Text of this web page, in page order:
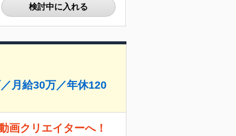
検討中に入れる
月給30万／年休120
画クリエイターへ！